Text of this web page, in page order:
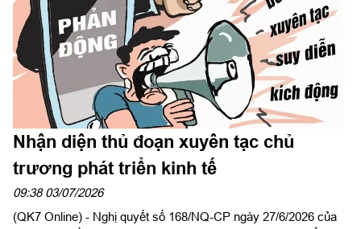
Nhận diện thủ đoạn xuyên tạc chủ
trương phát triển kinh tế
09:38 03/07/2026
(QK7 Online) - Nghị quyết số 168/NQ-CP ngày 27/6/2026 của